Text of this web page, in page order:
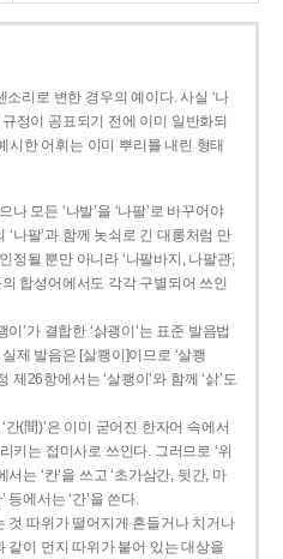
리로 변한 경우의 예이다. 사실 ‘나
정이 공표되기 전에 이미 일반화되
시한 어휘는 이미 뿌리를 내린 형태
나 모든 ‘나발’을 ‘나팔’로 바꾸어야
나팔’과 함께 놋쇠로 긴 대롱처럼 만
정될 뿐만 아니라 ‘나팔바지, 나팔관,
의 합성어에서도 각각 구별되어 쓰인
이’가 결합한 ‘삵괭이’는 표준 발음법
제 발음은 [살쾡이]이므로 ‘살쾡
제26항에서는 ‘살쾡이’와 함께 ‘삵’도
(間)’은 이미 굳어진 한자어 속에서
키는 접미사로 쓰인다. 그러므로 ‘위
는 ‘칸’을 쓰고 ‘초가삼간, 뒷간, 마
등에서는 ‘간’을 쓴다.
것 따위가 떨어지게 흔들거나 치거나
같이 먼지 따위가 붙어 있는 대상을